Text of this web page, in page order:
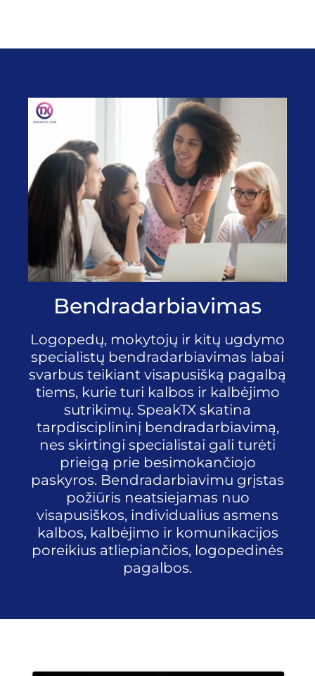
Bendradarbiavimas
Logopedų, mokytojų ir kitų ugdymo
specialistų bendradarbiavimas labai
svarbus teikiant visapusišką pagalbą
tiems, kurie turi kalbos ir kalbėjimo
sutrikimų. SpeakTX skatina
tarpdisciplininį bendradarbiavimą,
nes skirtingi specialistai gali turėti
prieigą prie besimokančiojo
paskyros. Bendradarbiavimu grįstas
požiūris neatsiejamas nuo
visapusiškos, individualius asmens
kalbos, kalbėjimo ir komunikacijos
poreikius atliepiančios, logopedinės
pagalbos.